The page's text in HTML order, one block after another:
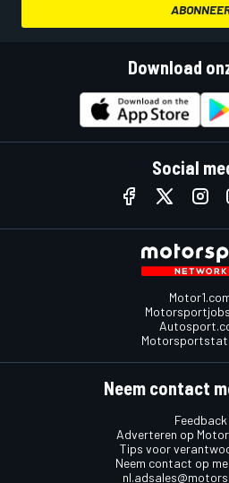
Download
Social
Neem contact
Feedback
Adverteren op
Tips voor
Neem contact op